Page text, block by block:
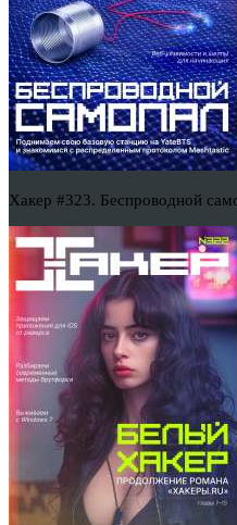
Хакер #323. Беспроводной